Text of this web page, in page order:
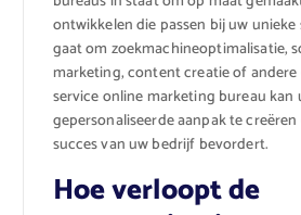
ontwikkelen die passen bij uw
gaat om zoekmachineoptimalisatie,
marketing, content creatie of
service online marketing bureau kan
gepersonaliseerde aanpak te
succes van uw bedrijf bevordert.
Hoe verloopt de